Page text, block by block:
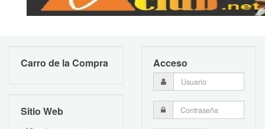
Carro de la Compra
Sitio Web
Acceso